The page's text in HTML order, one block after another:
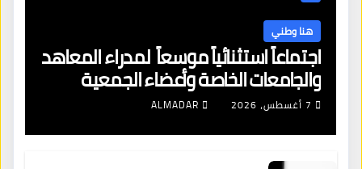
هنا وطني
اجتماعاً استثنائياً موسعاً لمدراء المعاهد
والجامعات الخاصة وأعضاء الجمعية
العمومية للنقابة العامة لمؤسسات
التعليم والتدريب الخاص في ليبيا
7 أغسطس، 2026 ALMADAR